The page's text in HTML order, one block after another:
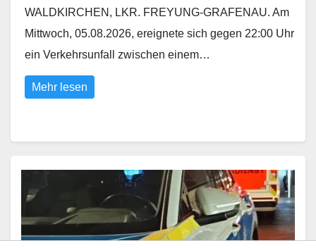
WALDKIRCHEN, LKR. FREYUNG-GRAFENAU. Am
Mittwoch, 05.08.2026, ereignete sich gegen 22:00 Uhr
ein Verkehrsunfall zwischen einem…
Mehr lesen